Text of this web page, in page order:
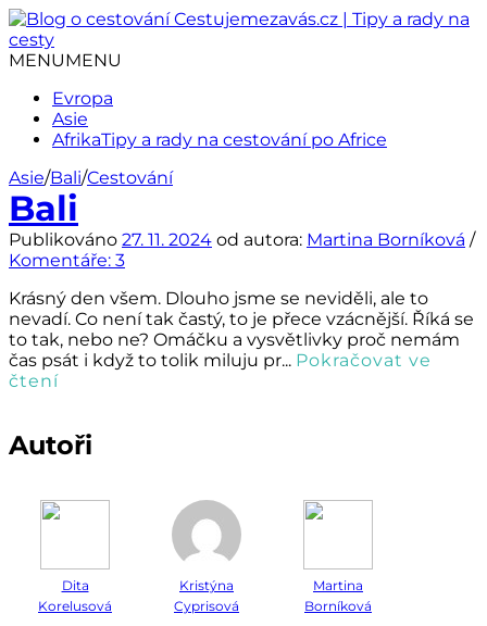
Přejít
k
obsahu
MENUMENU
Evropa
Asie
AfrikaTipy a rady na cestování po Africe
Asie/Bali/Cestování
Bali
Publikováno 27. 11. 2024 od autora: Martina Borníková /
Komentáře: 3
Krásný den všem. Dlouho jsme se neviděli, ale to
nevadí. Co není tak častý, to je přece vzácnější. Říká se
to tak, nebo ne? Omáčku a vysvětlivky proč nemám
čas psát i když to tolik miluju pr... Pokračovat ve
čtení
Autoři
Dita
Korelusová
Kristýna
Cyprisová
Martina
Borníková